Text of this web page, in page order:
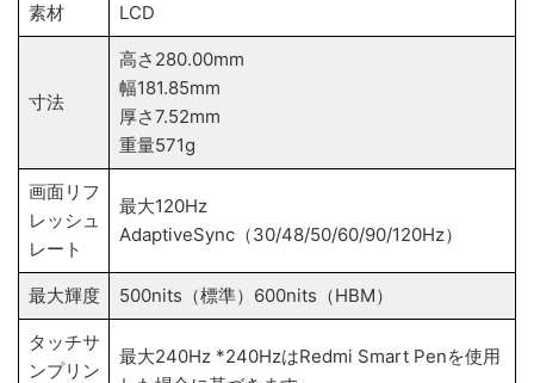
素材 LCD
寸法
高さ280.00mm
幅181.85mm
厚さ7.52mm
重量571g
画面リフ
レッシュ
レート
最大120Hz
AdaptiveSync（30/48/50/60/90/120Hz）
最大輝度 500nits（標準）600nits（HBM）
タッチサ
ンプリン
最大240Hz *240HzはRedmi Smart Penを使用